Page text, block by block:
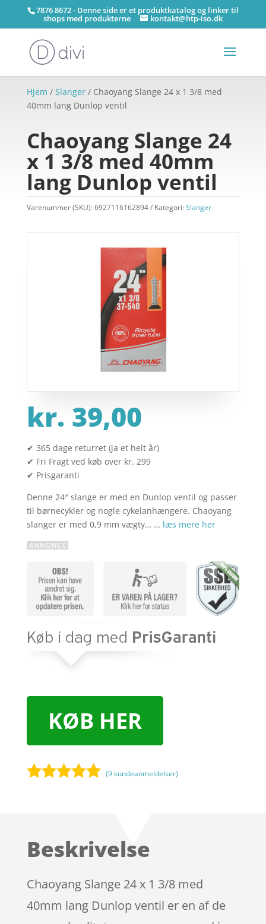
7876 8672 - Denne side er et produktkatalog og linker til
shops med produkterne kontakt@htp-iso.dk
Hjem / Slanger/ Chaoyang Slange 24 x 1 3/8 med
40mm lang Dunlop ventil
Chaoyang Slange 24
x 1 3/8 med 40mm
lang Dunlop ventil
Varenummer (SKU):6927116162894 Kategori:Slanger
kr. 39,00
✔ 365 dage returret (ja et helt år)
✔ Fri Fragt ved køb over kr. 299
✔ Prisgaranti
Denne 24″ slange er med en Dunlop ventil og passer
til børnecykler og nogle cykelanhængere. Chaoyang
slanger er med 0,9 mm vægty… … læs mere her
KØB HER
kundebedøm
(9 kundeanmeldelser)
Beskrivelse
Chaoyang Slange 24 x 1 3/8 med
40mm lang Dunlop ventil er en af de